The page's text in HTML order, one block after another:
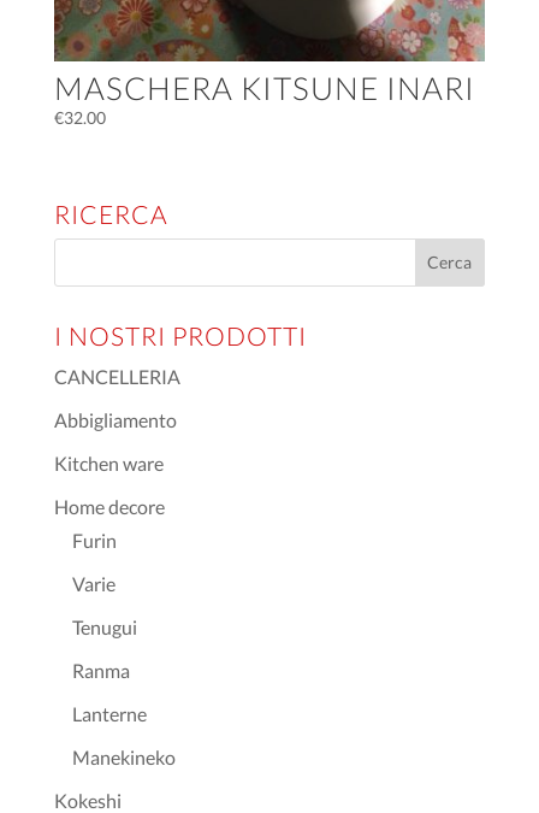
MASCHERA KITSUNE INARI
€32.00
RICERCA
I NOSTRI PRODOTTI
CANCELLERIA
Abbigliamento
Kitchen ware
Home decore
Furin
Varie
Tenugui
Ranma
Lanterne
Manekineko
Kokeshi